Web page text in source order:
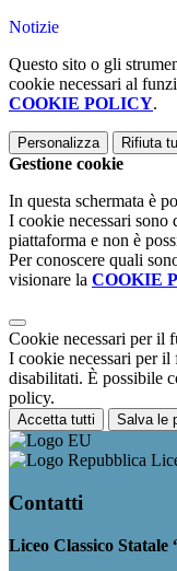
Notizie
Questo sito o gli
cookie necessari al
COOKIE POLICY.
Personalizza Rifiuta
Gestione cookie
In questa schermata è
I cookie necessari
piattaforma e non è
Per conoscere quali
visionare la COOKIE
Cookie necessari per il
I cookie necessari per il
disabilitati. È possibile
policy.
Accetta tutti Salva le
Contatti
Liceo Classico